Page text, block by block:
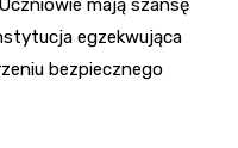
mają szansę
egzekwująca
bezpiecznego